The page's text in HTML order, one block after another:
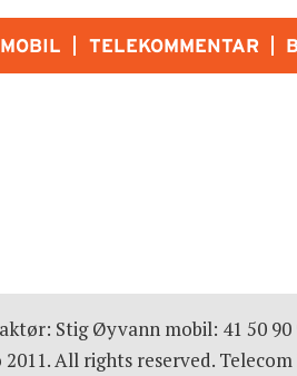
MOBIL TELEKOMMENTAR
Stig Øyvann mobil: 41 50
All rights reserved.